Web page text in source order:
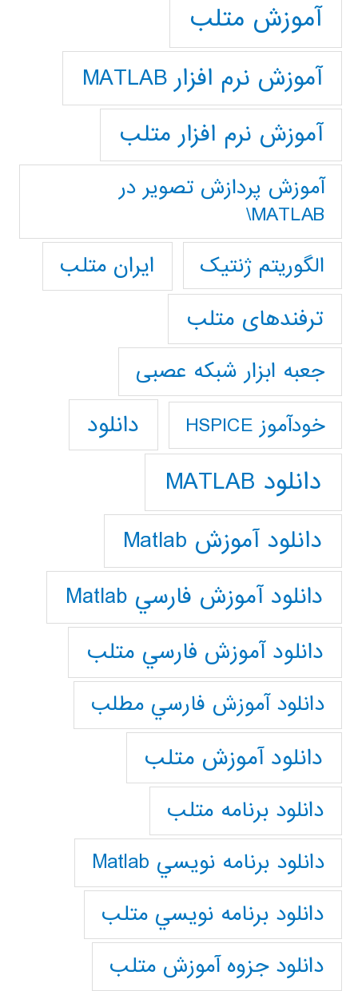
آموزش متلب
آموزش نرم افزار MATLAB
آموزش نرم افزار متلب
آموزش پردازش تصوير در
MATLAB\
الگوریتم ژنتیک
ایران متلب
ترفندهای متلب
جعبه ابزار شبکه عصبی
خودآموز HSPICE دانلود
دانلود MATLAB
دانلود آموزش Matlab
دانلود آموزش فارسي Matlab
دانلود آموزش فارسي متلب
دانلود آموزش فارسي مطلب
دانلود آموزش متلب
دانلود برنامه متلب
دانلود برنامه نويسي Matlab
دانلود برنامه نويسي متلب
دانلود جزوه آموزش متلب